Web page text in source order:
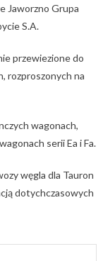
Jaworzno Grupa
S.A.
przewiezione do
rozproszonych na
wagonach,
serii Ea i Fa.
węgla dla Tauron
dotychczasowych